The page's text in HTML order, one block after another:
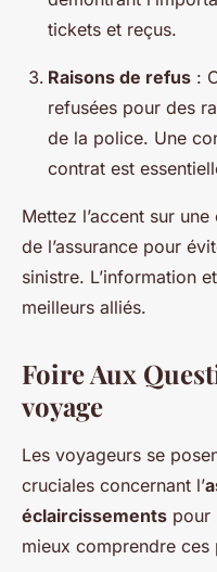
tickets et reçus.
Raisons de refus :
refusées pour des
de la police. Une
contrat est
Mettez l’accent sur
de l’assurance pour
sinistre. L’information
meilleurs alliés.
Foire Aux
voyage
Les voyageurs se
cruciales concernant l’
éclaircissements pour
mieux comprendre ces